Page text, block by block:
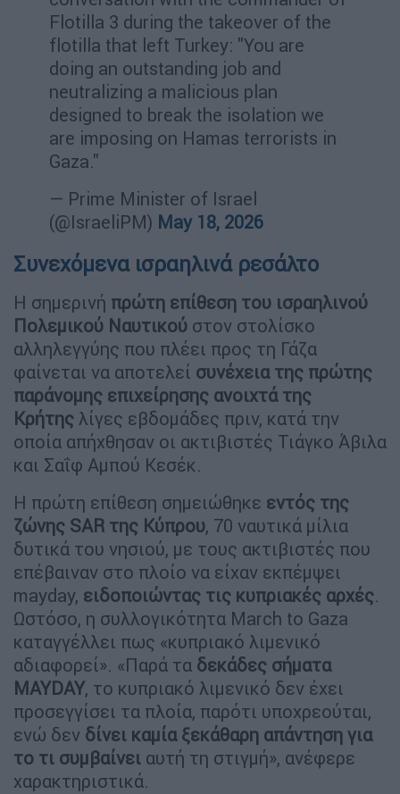
Flotilla 3 during the takeover of the
flotilla that left Turkey: "You are
doing an outstanding job and
neutralizing a malicious plan
designed to break the isolation we
are imposing on Hamas terrorists in
Gaza."
— Prime Minister of Israel
(@IsraeliPM) May 18, 2026
Συνεχόμενα ισραηλινά ρεσάλτο
Η σημερινή πρώτη επίθεση του ισραηλινού
Πολεμικού Ναυτικού στον στολίσκο
αλληλεγγύης που πλέει προς τη Γάζα
φαίνεται να αποτελεί συνέχεια της πρώτης
παράνομης επιχείρησης ανοιχτά της
Κρήτης λίγες εβδομάδες πριν, κατά την
οποία απήχθησαν οι ακτιβιστές Τιάγκο Άβιλα
και Σαΐφ Αμπού Κεσέκ.
Η πρώτη επίθεση σημειώθηκε εντός της
ζώνης SAR της Κύπρου, 70 ναυτικά μίλια
δυτικά του νησιού, με τους ακτιβιστές που
επέβαιναν στο πλοίο να είχαν εκπέμψει
mayday, ειδοποιώντας τις κυπριακές αρχές.
Ωστόσο, η συλλογικότητα March to Gaza
καταγγέλλει πως «κυπριακό λιμενικό
αδιαφορεί». «Παρά τα δεκάδες σήματα
MAYDAY, το κυπριακό λιμενικό δεν έχει
προσεγγίσει τα πλοία, παρότι υποχρεούται,
ενώ δεν δίνει καμία ξεκάθαρη απάντηση για
το τι συμβαίνει αυτή τη στιγμή», ανέφερε
χαρακτηριστικά.